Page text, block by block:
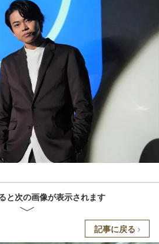
と次の画像が表示されます
記事に戻る